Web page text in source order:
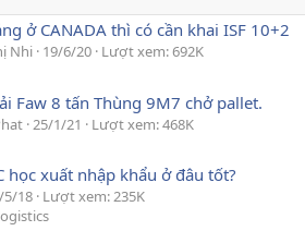
ở CANADA thì có cần khai ISF 10+2
Nhi 19/6/20 Lượt xem: 692K
Faw 8 tấn Thùng 9M7 chở pallet.
25/1/21
Lượt xem: 468K
học xuất nhập khẩu ở đâu tốt?
5/18 Lượt xem: 235K